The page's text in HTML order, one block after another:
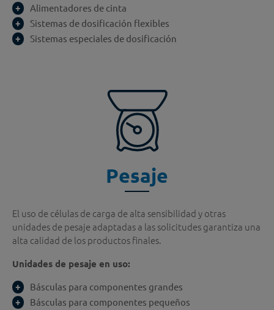
Alimentadores de cinta
Sistemas de dosificación flexibles
Sistemas especiales de dosificación
Pesaje
El uso de células de carga de alta sensibilidad y otras
unidades de pesaje adaptadas a las solicitudes garantiza una
alta calidad de los productos finales.
Unidades de pesaje en uso:
Básculas para componentes grandes
Básculas para componentes pequeños